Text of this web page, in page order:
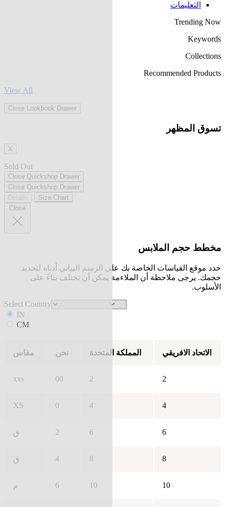
التعليمات
Trending Now
Keywords
Collections
Recommended Products
View All
Close Lookbook Drawer
تسوق المظهر
X
Sold Out
Close Quickshop Drawer
Close Quickshop Drawer
Size Chart
Close
مخطط حجم الملابس
حدد موقع القياسات الخاصة بك على الرسم البياني أدناه لتحديد
حجمك. يرجى ملاحظة أن الملاءمة يمكن أن تختلف بناءً على
الأسلوب.
Select Country
IN
CM
مقاس نحن المملكة المتحدة الاتحاد الافريقي
xxs 00 2 2
XS 0 4 4
ق 2 6 6
ق 4 8 8
م 6 10 10